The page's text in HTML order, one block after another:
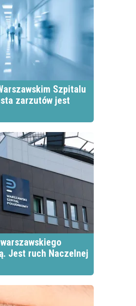
Szpitalu
zarzutów jest
Jest ruch Naczelnej